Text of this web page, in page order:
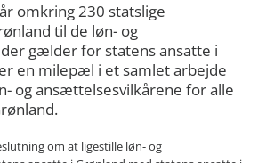
omkring 230 statslige
til de løn- og
gælder for statens ansatte i
en milepæl i et samlet arbejde
og ansættelsesvilkårene for alle
om at ligestille løn- og